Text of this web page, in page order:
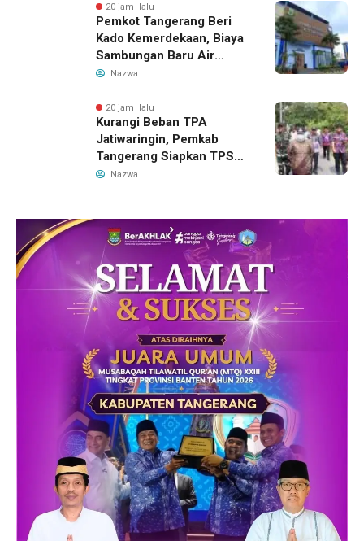
20 jam lalu
Pemkot Tangerang Beri
Kado Kemerdekaan, Biaya
Sambungan Baru Air
Bersih Dipangkas Jadi
Nazwa
20 jam lalu
Kurangi Beban TPA
Jatiwaringin, Pemkab
Tangerang Siapkan TPS3R
Baru di Tigaraksa
Nazwa